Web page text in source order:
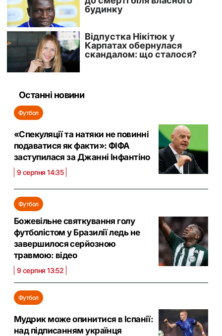
Останні новини
Футбол
«Спекуляції та натяки не повинні
подаватися як факти»: ФІФА
заступилася за Джанні Інфантіно
9 серпня 14:35
Футбол
Божевільне святкування голу
футболістом у Бразилії ледь не
завершилося серйозною
травмою: відео
9 серпня 13:52
Футбол
Мудрик може опинитися в Іспанії:
над підписанням українця